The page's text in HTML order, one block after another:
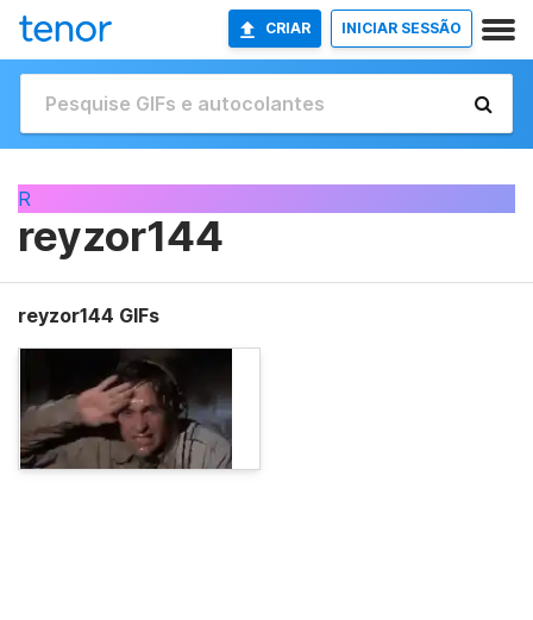
CRIAR INICIAR SESSÃO
R
reyzor144
reyzor144 GIFs